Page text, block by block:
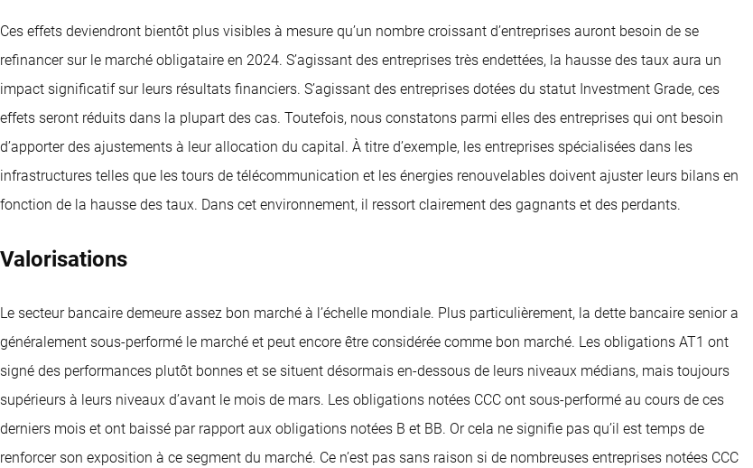
Ces effets deviendront bientôt plus visibles à mesure qu’un nombre croissant d’entreprises auront besoin de se
refinancer sur le marché obligataire en 2024. S’agissant des entreprises très endettées, la hausse des taux aura un
impact significatif sur leurs résultats financiers. S’agissant des entreprises dotées du statut Investment Grade, ces
effets seront réduits dans la plupart des cas. Toutefois, nous constatons parmi elles des entreprises qui ont besoin
d’apporter des ajustements à leur allocation du capital. À titre d’exemple, les entreprises spécialisées dans les
infrastructures telles que les tours de télécommunication et les énergies renouvelables doivent ajuster leurs bilans en
fonction de la hausse des taux. Dans cet environnement, il ressort clairement des gagnants et des perdants.
Valorisations
Le secteur bancaire demeure assez bon marché à l’échelle mondiale. Plus particulièrement, la dette bancaire senior a
généralement sous-performé le marché et peut encore être considérée comme bon marché. Les obligations AT1 ont
signé des performances plutôt bonnes et se situent désormais en-dessous de leurs niveaux médians, mais toujours
supérieurs à leurs niveaux d’avant le mois de mars. Les obligations notées CCC ont sous-performé au cours de ces
derniers mois et ont baissé par rapport aux obligations notées B et BB. Or cela ne signifie pas qu’il est temps de
renforcer son exposition à ce segment du marché. Ce n’est pas sans raison si de nombreuses entreprises notées CCC